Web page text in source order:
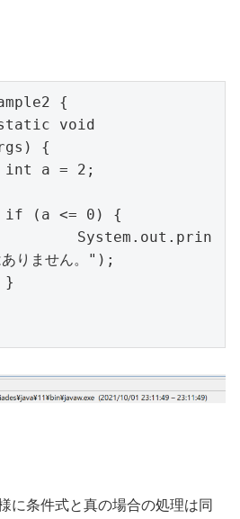
{
{
りません。");
に条件式と真の場合の処理は同